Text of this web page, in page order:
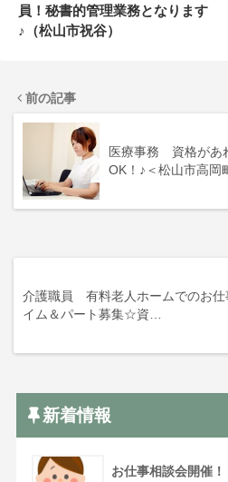
員！秘書的管理業務となります
♪（松山市祝谷）
前の記事
医療事務 資格があ
OK！♪＜松山市高岡
介護職員 有料老人ホームでのお仕
イム＆パート募集☆資…
新着情報
お仕事相談会開催